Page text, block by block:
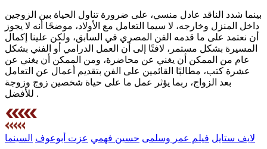
بينما شدد الناقد عادل منسي، على ضرورة تناول الحياة بين الزوجين
داخل المنزل وخارجه، لا سيما التعامل مع الأولاد، موضحًا أنه لا يجوز
أن نعتمد على ما قدمه الفن المصري في السابق، ولكن علينا إكمال
المسيرة بشكل مستمر، لافتًا إلى أن العمل الدرامي أو الفني بشكل
عام من الممكن أن يغني عن محاضرة، ومن الممكن أن يغني عن
عشرة كتب، مطالبًا القائمين على الفن بتقديم أعمال عن التعامل
بعد الزواج، ربما يؤثر عمل ما على حياة شخصين زوج وزوجة
للأفضل .
لايف ستايل فيلم عمر وسلمى حسين فهمي عزت أبوعوف السينما